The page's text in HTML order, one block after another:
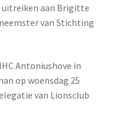
uitreiken aan Brigitte
van Stichting
Antoniushove in
op woensdag 25
van Lionsclub